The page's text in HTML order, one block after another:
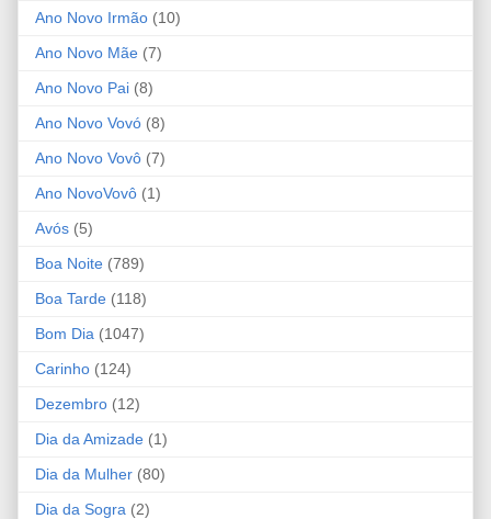
Ano Novo Irmão (10)
Ano Novo Mãe (7)
Ano Novo Pai (8)
Ano Novo Vovó (8)
Ano Novo Vovô (7)
Ano NovoVovô (1)
Avós (5)
Boa Noite (789)
Boa Tarde (118)
Bom Dia (1047)
Carinho (124)
Dezembro (12)
Dia da Amizade (1)
Dia da Mulher (80)
Dia da Sogra (2)